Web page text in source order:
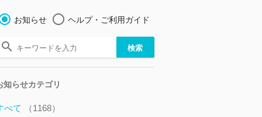
お知らせ ヘルプ・ご利用ガイド
知らせカテゴリ
べて （1168）